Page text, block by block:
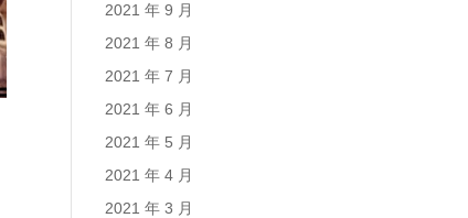
2021 年 9 月
2021 年 8 月
2021 年 7 月
2021 年 6 月
2021 年 5 月
2021 年 4 月
2021 年 3 月